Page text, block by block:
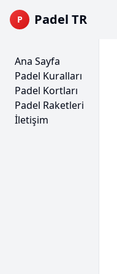
P Padel TR
Ana Sayfa
Padel Kuralları
Padel Kortları
Padel Raketleri
İletişim